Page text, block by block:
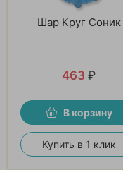
Шар Круг Соник
463 ₽
В корзину
Купить в 1 клик